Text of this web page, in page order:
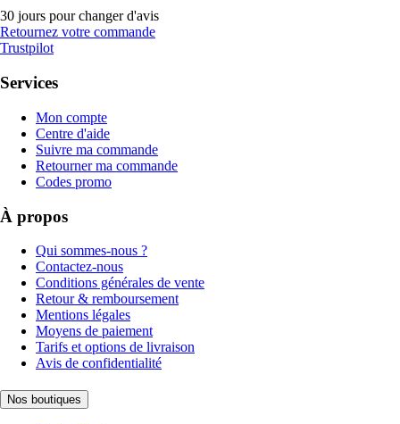
30 jours pour changer d'avis
Retournez votre commande
Trustpilot
Services
Mon compte
Centre d'aide
Suivre ma commande
Retourner ma commande
Codes promo
À propos
Qui sommes-nous ?
Contactez-nous
Conditions générales de vente
Retour & remboursement
Mentions légales
Moyens de paiement
Tarifs et options de livraison
Avis de confidentialité
Nos boutiques